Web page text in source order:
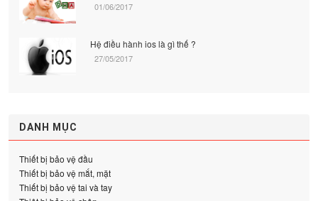
01/06/2017
Hệ điều hành ios là gì thế ?
27/05/2017
DANH MỤC
Thiết bị bảo vệ đầu
Thiết bị bảo vệ mắt, mặt
Thiết bị bảo vệ tai và tay